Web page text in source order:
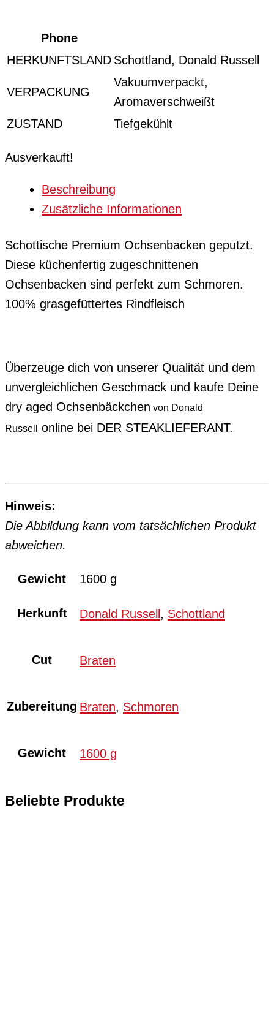
Phone
HERKUNFTSLAND Schottland, Donald Russell
VERPACKUNG
Vakuumverpackt,
Aromaverschweißt
ZUSTAND
Tiefgekühlt
Ausverkauft!
Beschreibung
Zusätzliche Informationen
Schottische Premium Ochsenbacken geputzt.
Diese küchenfertig zugeschnittenen
Ochsenbacken sind perfekt zum Schmoren.
100% grasgefüttertes Rindfleisch
Überzeuge dich von unserer Qualität und dem
unvergleichlichen Geschmack und kaufe Deine
dry aged Ochsenbäckchen von Donald
Russell
online bei DER STEAKLIEFERANT.
Hinweis:
Die Abbildung kann vom tatsächlichen Produkt
abweichen.
Gewicht 1600 g
Herkunft Donald Russell, Schottland
Cut Braten
Zubereitung Braten, Schmoren
Gewicht 1600 g
Beliebte Produkte